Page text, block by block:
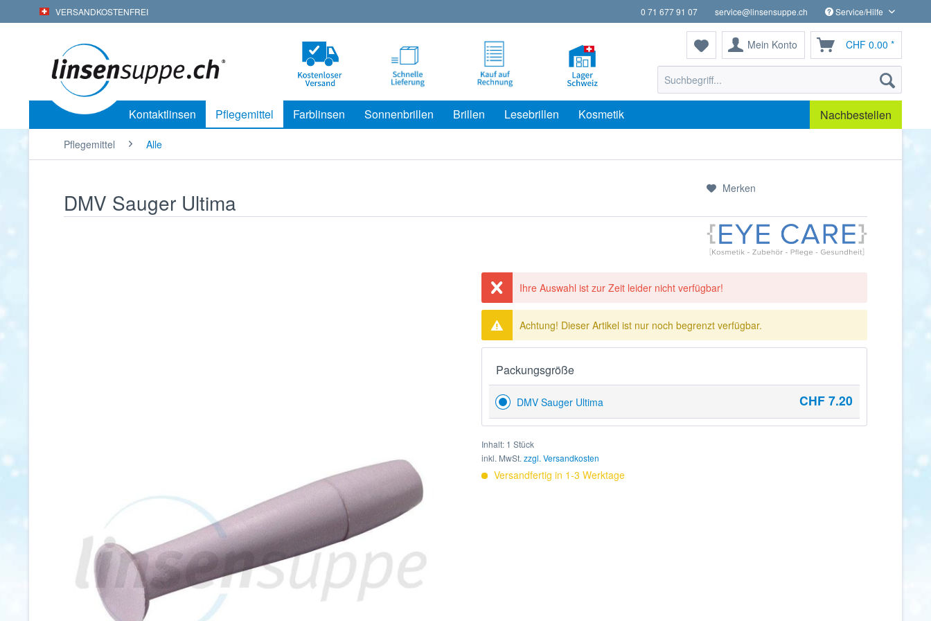
VERSANDKOSTENFREI 0 71 677 91 07 service@linsensuppe.ch Service/Hilfe
Mein Konto CHF 0.00 *
Kontaktlinsen Pflegemittel Farblinsen Sonnenbrillen Brillen Lesebrillen Kosmetik Nachbestellen
Pflegemittel Alle
DMV Sauger Ultima
Merken
Ihre Auswahl ist zur Zeit leider nicht verfügbar!
Achtung! Dieser Artikel ist nur noch begrenzt verfügbar.
Packungsgröße
DMV Sauger Ultima CHF 7.20
Inhalt: 1 Stück
inkl. MwSt.zzgl. Versandkosten
Versandfertig in 1-3 Werktage